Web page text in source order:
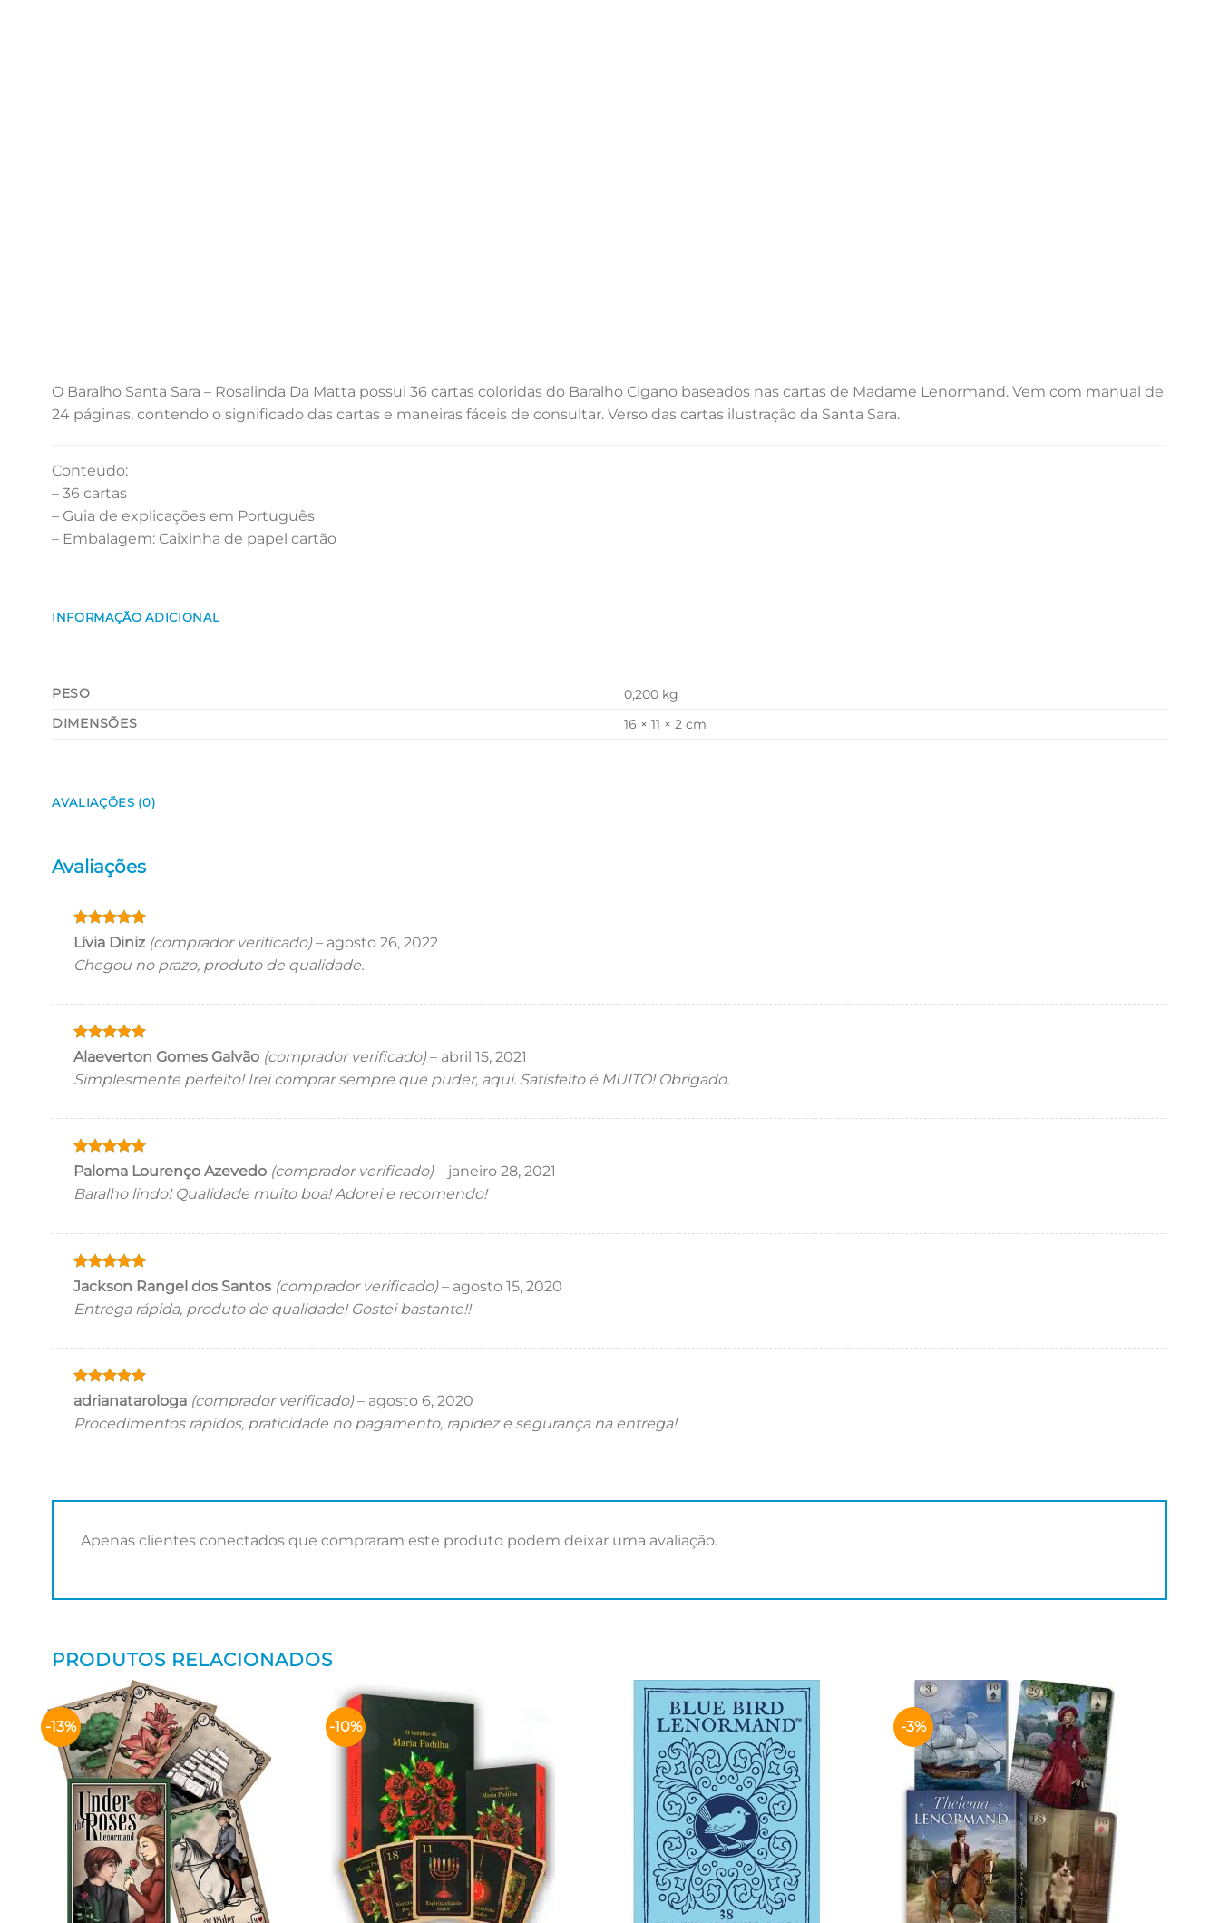
O Baralho Santa Sara – Rosalinda Da Matta possui 36 cartas coloridas do Baralho Cigano baseados nas cartas de Madame Lenormand. Vem com manual de
24 páginas, contendo o significado das cartas e maneiras fáceis de consultar. Verso das cartas ilustração da Santa Sara.
Conteúdo:
– 36 cartas
– Guia de explicações em Português
– Embalagem: Caixinha de papel cartão
INFORMAÇÃO ADICIONAL
PESO
0,200 kg
DIMENSÕES
16 × 11 × 2 cm
AVALIAÇÕES (0)
Avaliações
Avaliação5
Lívia Diniz (comprador verificado) – agosto 26, 2022
Chegou no prazo, produto de qualidade.
Avaliação5
Alaeverton Gomes Galvão (comprador verificado) – abril 15, 2021
Simplesmente perfeito! Irei comprar sempre que puder, aqui. Satisfeito é MUITO! Obrigado.
Avaliação 5
Paloma Lourenço Azevedo (comprador verificado) – janeiro 28, 2021
Baralho lindo! Qualidade muito boa! Adorei e recomendo!
Avaliação5
Jackson Rangel dos Santos (comprador verificado) – agosto 15, 2020
Entrega rápida, produto de qualidade! Gostei bastante!!
Avaliação5
adrianatarologa (comprador verificado) – agosto 6, 2020
Procedimentos rápidos, praticidade no pagamento, rapidez e segurança na entrega!
Apenas clientes conectados que compraram este produto podem deixar uma avaliação.
PRODUTOS RELACIONADOS
-13%
aos meus
desejos
-10% -3%
Adicionar
aos meus
desejos